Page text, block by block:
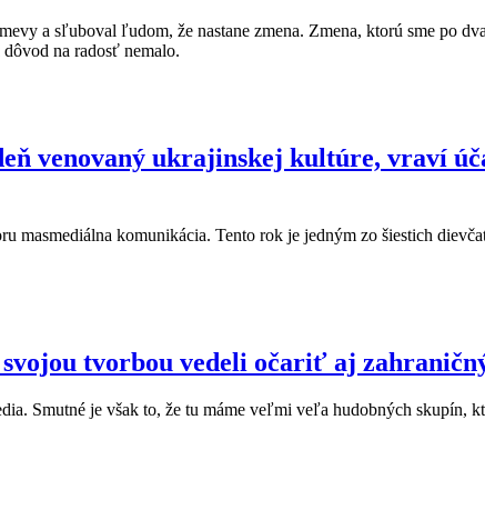
a sľuboval ľudom, že nastane zmena. Zmena, ktorú sme po
na radosť nemalo.
venovaný ukrajinskej kultúre, vraví
masmediálna komunikácia. Tento rok je jedným zo šiestich
tvorbou vedeli očariť aj
Smutné je však to, že tu máme veľmi veľa hudobných skupín,